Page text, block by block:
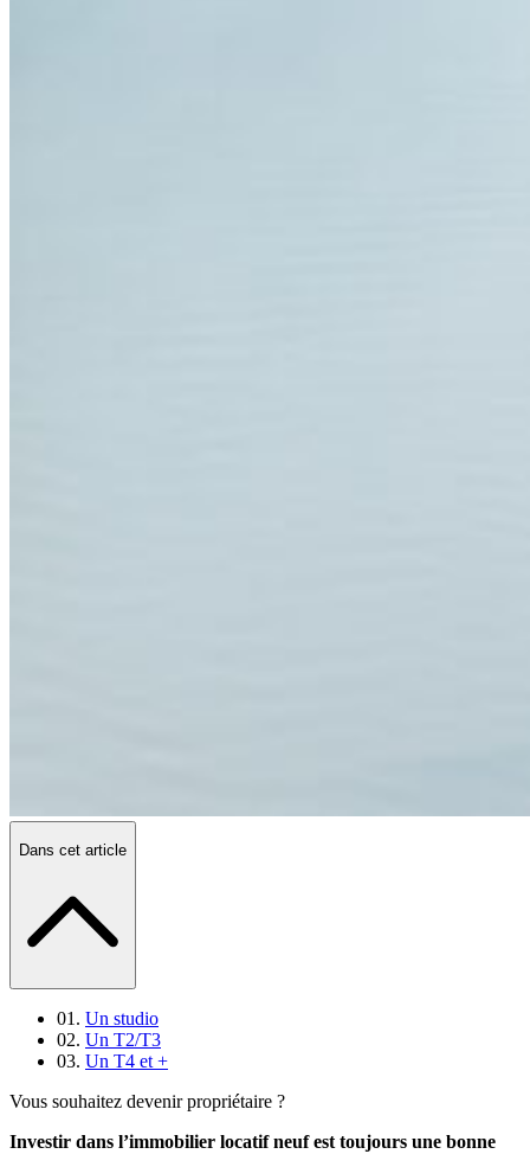
Dans cet article
Un studio
Un T2/T3
Un T4 et +
Vous souhaitez devenir propriétaire ?
Investir dans l’immobilier locatif neuf est toujours une bonne